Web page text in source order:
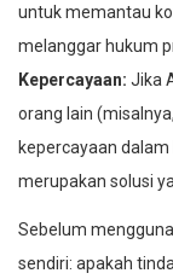
untuk memantau
melanggar hukum
Kepercayaan: Jika
orang lain
kepercayaan
merupakan solusi
Sebelum
sendiri: apakah